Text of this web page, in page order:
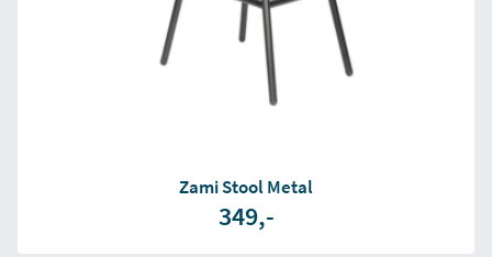
Zami Stool Metal
349,-